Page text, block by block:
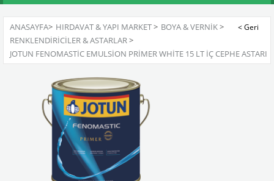
ANASAYFA> HIRDAVAT & YAPI MARKET> BOYA & VERNIK>
RENKLENDIRICILER & ASTARLAR>
JOTUN FENOMASTIC EMULSION PRIMER WHITE 15 LT İÇ CEPHE ASTARI